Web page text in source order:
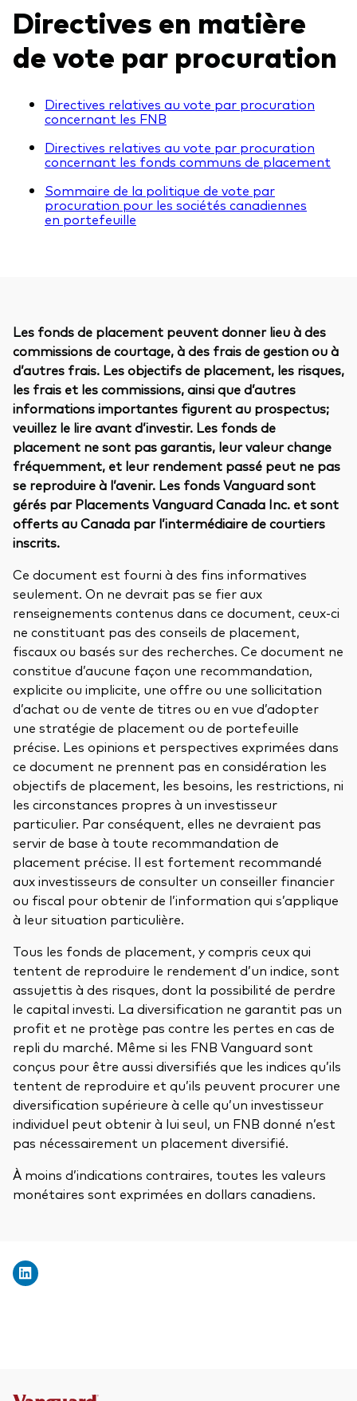
Avec l’aide d’un conseiller financier tiers
Par l’intermédiaire d’un compte de courtage en
ligne
Ressources destinées aux investisseurs
Indices de référence
Régime de réinvestissement des distributions
Outils pour les investisseurs
Directives en matière
de vote par procuration
Directives relatives au vote par procuration
concernant les FNB
Directives relatives au vote par procuration
concernant les fonds communs de placement
Sommaire de la politique de vote par
procuration pour les sociétés canadiennes
en portefeuille
Les fonds de placement peuvent donner lieu à des
commissions de courtage, à des frais de gestion ou à
d’autres frais. Les objectifs de placement, les risques,
les frais et les commissions, ainsi que d’autres
informations importantes figurent au prospectus;
veuillez le lire avant d’investir. Les fonds de
placement ne sont pas garantis, leur valeur change
fréquemment, et leur rendement passé peut ne pas
se reproduire à l’avenir. Les fonds Vanguard sont
gérés par Placements Vanguard Canada Inc. et sont
offerts au Canada par l’intermédiaire de courtiers
inscrits.
Ce document est fourni à des fins informatives
seulement. On ne devrait pas se fier aux
renseignements contenus dans ce document, ceux-ci
ne constituant pas des conseils de placement,
fiscaux ou basés sur des recherches. Ce document ne
constitue d’aucune façon une recommandation,
explicite ou implicite, une offre ou une sollicitation
d’achat ou de vente de titres ou en vue d’adopter
une stratégie de placement ou de portefeuille
précise. Les opinions et perspectives exprimées dans
ce document ne prennent pas en considération les
objectifs de placement, les besoins, les restrictions, ni
les circonstances propres à un investisseur
particulier. Par conséquent, elles ne devraient pas
servir de base à toute recommandation de
placement précise. Il est fortement recommandé
aux investisseurs de consulter un conseiller financier
ou fiscal pour obtenir de l’information qui s’applique
à leur situation particulière.
Tous les fonds de placement, y compris ceux qui
tentent de reproduire le rendement d’un indice, sont
assujettis à des risques, dont la possibilité de perdre
le capital investi. La diversification ne garantit pas un
profit et ne protège pas contre les pertes en cas de
repli du marché. Même si les FNB Vanguard sont
conçus pour être aussi diversifiés que les indices qu’ils
tentent de reproduire et qu’ils peuvent procurer une
diversification supérieure à celle qu’un investisseur
individuel peut obtenir à lui seul, un FNB donné n’est
pas nécessairement un placement diversifié.
À moins d’indications contraires, toutes les valeurs
monétaires sont exprimées en dollars canadiens.